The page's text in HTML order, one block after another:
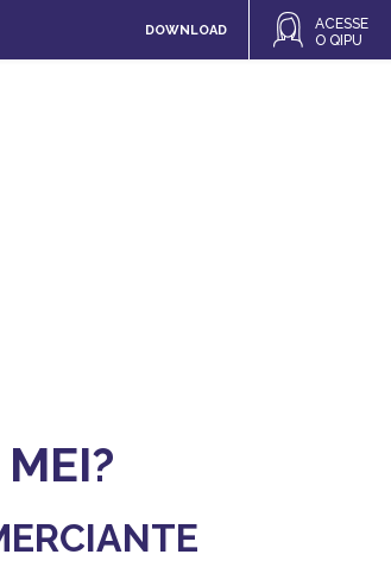
DOWNLOAD
ACESSE
O QIPU